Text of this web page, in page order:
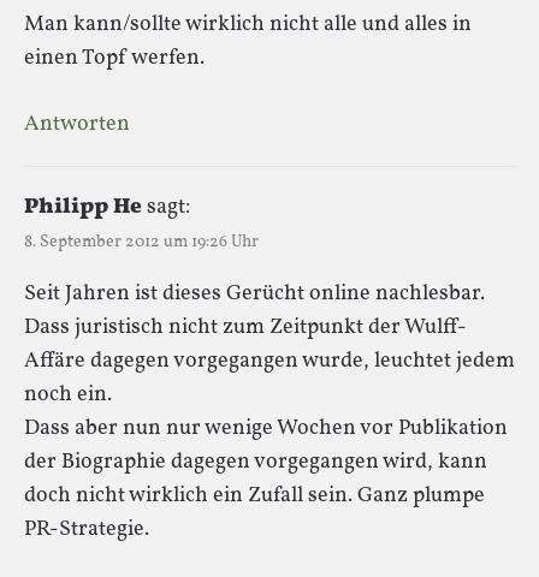
Man kann/sollte wirklich nicht alle und alles in
einen Topf werfen.
Antworten
Philipp Hesagt:
8. September 2012 um 19:26 Uhr
Seit Jahren ist dieses Gerücht online nachlesbar.
Dass juristisch nicht zum Zeitpunkt der Wulff-
Affäre dagegen vorgegangen wurde, leuchtet jedem
noch ein.
Dass aber nun nur wenige Wochen vor Publikation
der Biographie dagegen vorgegangen wird, kann
doch nicht wirklich ein Zufall sein. Ganz plumpe
PR-Strategie.